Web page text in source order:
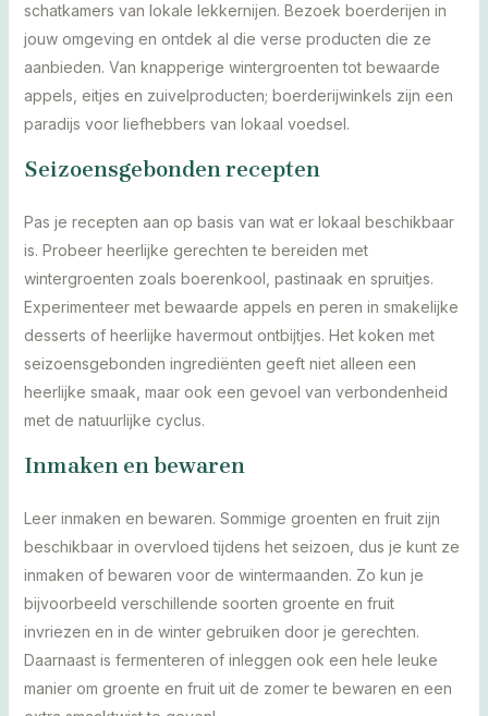
schatkamers van lokale lekkernijen. Bezoek boerderijen in
jouw omgeving en ontdek al die verse producten die ze
aanbieden. Van knapperige wintergroenten tot bewaarde
appels, eitjes en zuivelproducten; boerderijwinkels zijn een
paradijs voor liefhebbers van lokaal voedsel.
Seizoensgebonden recepten
Pas je recepten aan op basis van wat er lokaal beschikbaar
is. Probeer heerlijke gerechten te bereiden met
wintergroenten zoals boerenkool, pastinaak en spruitjes.
Experimenteer met bewaarde appels en peren in smakelijke
desserts of heerlijke havermout ontbijtjes. Het koken met
seizoensgebonden ingrediënten geeft niet alleen een
heerlijke smaak, maar ook een gevoel van verbondenheid
met de natuurlijke cyclus.
Inmaken en bewaren
Leer inmaken en bewaren. Sommige groenten en fruit zijn
beschikbaar in overvloed tijdens het seizoen, dus je kunt ze
inmaken of bewaren voor de wintermaanden. Zo kun je
bijvoorbeeld verschillende soorten groente en fruit
invriezen en in de winter gebruiken door je gerechten.
Daarnaast is fermenteren of inleggen ook een hele leuke
manier om groente en fruit uit de zomer te bewaren en een